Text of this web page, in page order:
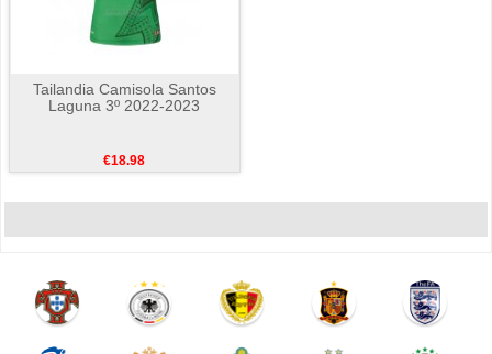
Tailandia Camisola Santos
Laguna 3º 2022-2023
€18.98